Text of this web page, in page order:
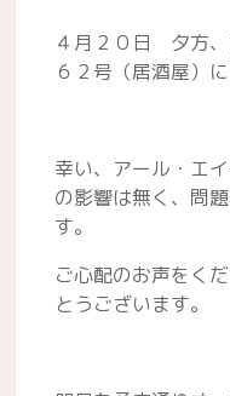
４月２０日 夕方
６２号（居酒屋）
幸い、アール・エ
の影響は無く、問
す。
ご心配のお声をく
とうございます。